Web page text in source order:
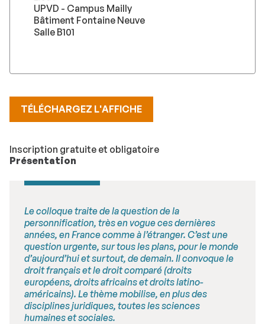
UPVD - Campus Mailly
Bâtiment Fontaine Neuve
Salle B101
TÉLÉCHARGEZ L'AFFICHE
Inscription gratuite et obligatoire
Présentation
Le colloque traite de la question de la
personnification, très en vogue ces dernières
années, en France comme à l’étranger. C’est une
question urgente, sur tous les plans, pour le monde
d’aujourd’hui et surtout, de demain. Il convoque le
droit français et le droit comparé (droits
européens, droits africains et droits latino-
américains). Le thème mobilise, en plus des
disciplines juridiques, toutes les sciences
humaines et sociales.